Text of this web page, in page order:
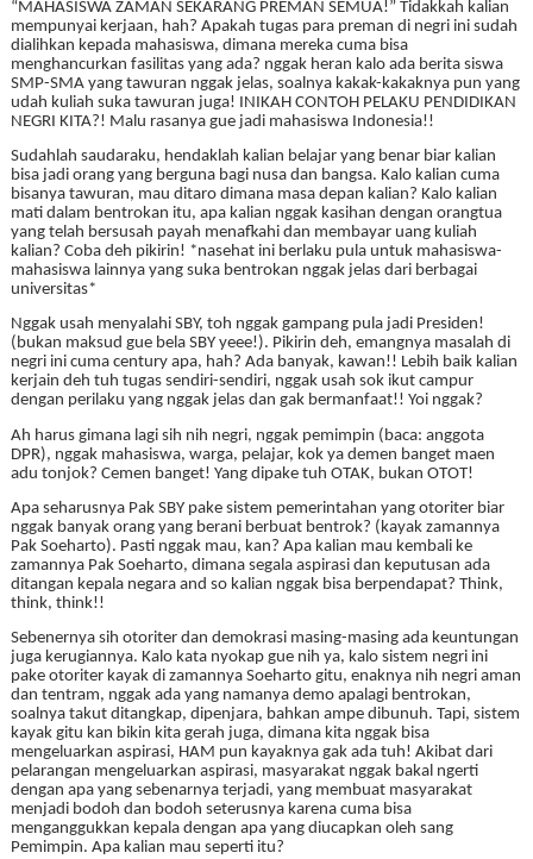
“MAHASISWA ZAMAN SEKARANG PREMAN SEMUA!” Tidakkah kalian
mempunyai kerjaan, hah? Apakah tugas para preman di negri ini sudah
dialihkan kepada mahasiswa, dimana mereka cuma bisa
menghancurkan fasilitas yang ada? nggak heran kalo ada berita siswa
SMP-SMA yang tawuran nggak jelas, soalnya kakak-kakaknya pun yang
udah kuliah suka tawuran juga! INIKAH CONTOH PELAKU PENDIDIKAN
NEGRI KITA?! Malu rasanya gue jadi mahasiswa Indonesia!!
Sudahlah saudaraku, hendaklah kalian belajar yang benar biar kalian
bisa jadi orang yang berguna bagi nusa dan bangsa. Kalo kalian cuma
bisanya tawuran, mau ditaro dimana masa depan kalian? Kalo kalian
mati dalam bentrokan itu, apa kalian nggak kasihan dengan orangtua
yang telah bersusah payah menafkahi dan membayar uang kuliah
kalian? Coba deh pikirin! *nasehat ini berlaku pula untuk mahasiswa-
mahasiswa lainnya yang suka bentrokan nggak jelas dari berbagai
universitas*
Nggak usah menyalahi SBY, toh nggak gampang pula jadi Presiden!
(bukan maksud gue bela SBY yeee!). Pikirin deh, emangnya masalah di
negri ini cuma century apa, hah? Ada banyak, kawan!! Lebih baik kalian
kerjain deh tuh tugas sendiri-sendiri, nggak usah sok ikut campur
dengan perilaku yang nggak jelas dan gak bermanfaat!! Yoi nggak?
Ah harus gimana lagi sih nih negri, nggak pemimpin (baca: anggota
DPR), nggak mahasiswa, warga, pelajar, kok ya demen banget maen
adu tonjok? Cemen banget! Yang dipake tuh OTAK, bukan OTOT!
Apa seharusnya Pak SBY pake sistem pemerintahan yang otoriter biar
nggak banyak orang yang berani berbuat bentrok? (kayak zamannya
Pak Soeharto). Pasti nggak mau, kan? Apa kalian mau kembali ke
zamannya Pak Soeharto, dimana segala aspirasi dan keputusan ada
ditangan kepala negara and so kalian nggak bisa berpendapat? Think,
think, think!!
Sebenernya sih otoriter dan demokrasi masing-masing ada keuntungan
juga kerugiannya. Kalo kata nyokap gue nih ya, kalo sistem negri ini
pake otoriter kayak di zamannya Soeharto gitu, enaknya nih negri aman
dan tentram, nggak ada yang namanya demo apalagi bentrokan,
soalnya takut ditangkap, dipenjara, bahkan ampe dibunuh. Tapi, sistem
kayak gitu kan bikin kita gerah juga, dimana kita nggak bisa
mengeluarkan aspirasi, HAM pun kayaknya gak ada tuh! Akibat dari
pelarangan mengeluarkan aspirasi, masyarakat nggak bakal ngerti
dengan apa yang sebenarnya terjadi, yang membuat masyarakat
menjadi bodoh dan bodoh seterusnya karena cuma bisa
menganggukkan kepala dengan apa yang diucapkan oleh sang
Pemimpin. Apa kalian mau seperti itu?